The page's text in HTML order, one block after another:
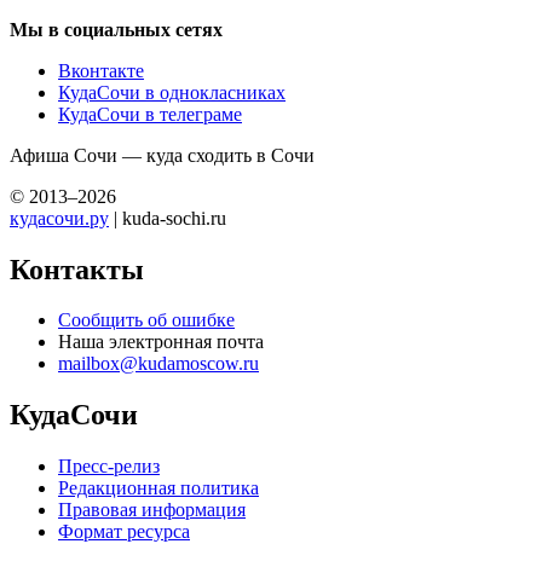
Мы в социальных сетях
Вконтакте
КудаСочи в однокласниках
КудаСочи в телеграме
Афиша Сочи — куда сходить в Сочи
© 2013–2026
кудасочи.ру | kuda-sochi.ru
Контакты
Сообщить об ошибке
Наша электронная почта
mailbox@kudamoscow.ru
КудаСочи
Пресс-релиз
Редакционная политика
Правовая информация
Формат ресурса